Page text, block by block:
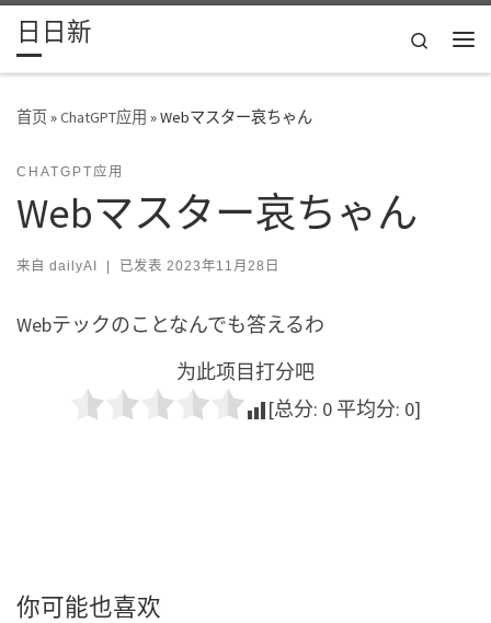
Skip to content
日日新
Search
首页»ChatGPT应用 »Webマスター哀ちゃん
CHATGPT应用
Webマスター哀ちゃん
来自 dailyAI | 已发表 2023年11月28日
Webテックのことなんでも答えるわ
为此项目打分吧
[总分: 0 平均分: 0]
你可能也喜欢